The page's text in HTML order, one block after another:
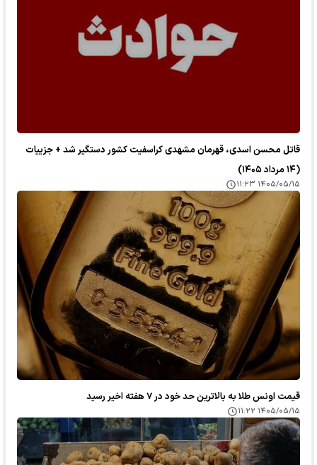
قاتل محسن اسدی، قهرمان مشهدی کراسفیت کشور دستگیر شد + جزییات
(۱۴ مرداد ۱۴۰۵)
۱۴۰۵/۰۵/۱۵ ۱۱:۲۳
قیمت اونس طلا به بالاترین حد خود در ۷ هفته اخیر رسید
۱۴۰۵/۰۵/۱۵ ۱۱:۲۲